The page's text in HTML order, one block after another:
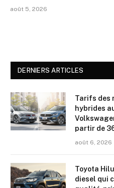
août 5, 2026
DERNIERS ARTICLES
Tarifs des
hybrides
partir de
août 6, 2026
Toyota
diesel qui